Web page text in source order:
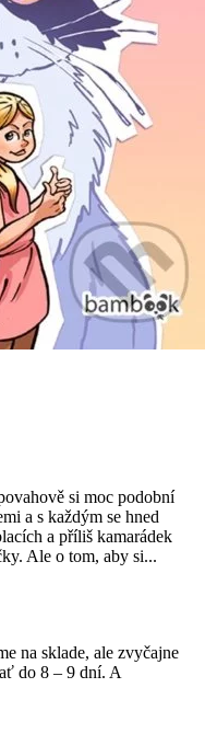
si moc podobní
a s každým se hned
a příliš kamarádek
Ale o tom, aby si...
na sklade, ale zvyčajne
do 8 – 9 dní. A